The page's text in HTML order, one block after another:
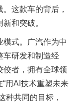
这款车的背后，
和突破。
模式。广汽作为中
车研发和制造经
佼者，拥有全球领
用AI技术重塑未来
种共同的目标，